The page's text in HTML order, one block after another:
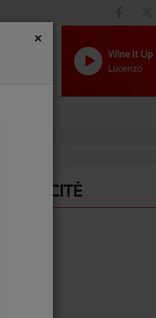
Wine It Up
Lucenzo
PUBLICITÉ
×